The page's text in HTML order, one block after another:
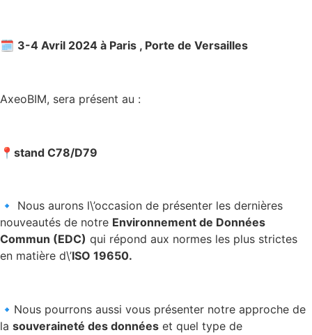
🗓️ 3-4 Avril 2024 à Paris , Porte de Versailles
AxeoBIM, sera présent au :
📍stand C78/D79
🔹 Nous aurons l\’occasion de présenter les dernières
nouveautés de notre Environnement de Données
Commun (EDC) qui répond aux normes les plus strictes
en matière d\’ISO 19650.
🔹Nous pourrons aussi vous présenter notre approche de
la souveraineté des données et quel type de